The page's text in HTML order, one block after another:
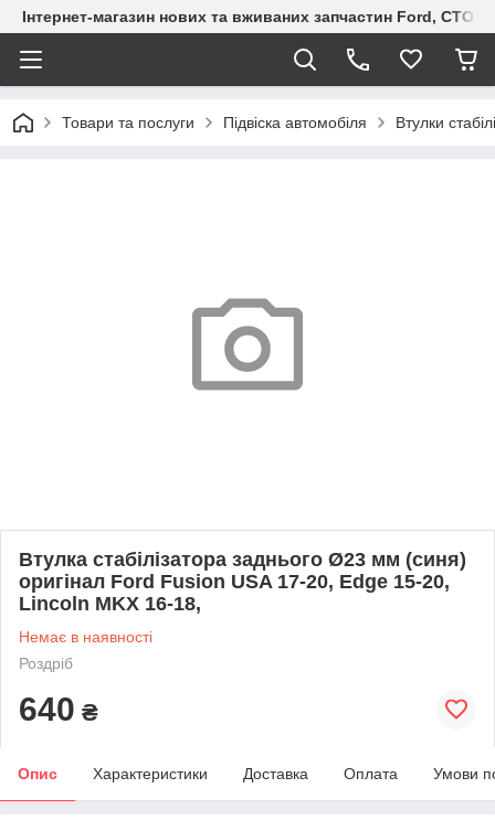
Інтернет-магазин нових та вживаних запчастин Ford, СТО
Товари та послуги Підвіска автомобіля Втулки
Втулка стабілізатора заднього Ø23 мм (синя)
оригінал Ford Fusion USA 17-20, Edge 15-20,
Lincoln MKX 16-18,
Немає в наявності
Роздріб
640 ₴
Опис Характеристики Доставка Оплата Умови